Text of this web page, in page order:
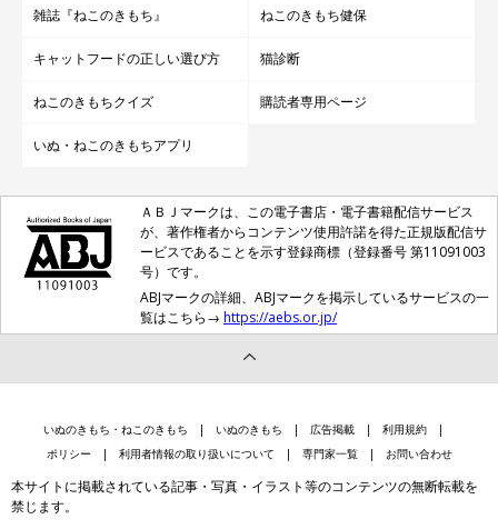
雑誌『ねこのきもち』 ねこのきもち健保
キャットフードの正しい選び方 猫診断
ねこのきもちクイズ 購読者専用ページ
いぬ・ねこのきもちアプリ
ＡＢＪマークは、この電子書店・電子書籍配信サービス
が、著作権者からコンテンツ使用許諾を得た正規版配信サ
ービスであることを示す登録商標（登録番号 第11091003
号）です。
ABJマークの詳細、ABJマークを掲示しているサービスの一
覧はこちら→ https://aebs.or.jp/
いぬのきもち・ねこのきもち いぬのきもち 広告掲載
利用規約
ポリシー
利用者情報の取り扱いについて 専門家一覧 お問い合わせ
本サイトに掲載されている記事・写真・イラスト等のコンテンツの無断転載を
禁じます。